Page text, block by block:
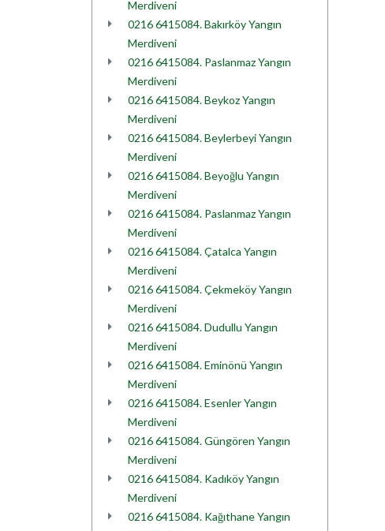
Merdiveni
0216 6415084. Bakırköy Yangın
Merdiveni
0216 6415084. Paslanmaz Yangın
Merdiveni
0216 6415084. Beykoz Yangın
Merdiveni
0216 6415084. Beylerbeyi Yangın
Merdiveni
0216 6415084. Beyoğlu Yangın
Merdiveni
0216 6415084. Paslanmaz Yangın
Merdiveni
0216 6415084. Çatalca Yangın
Merdiveni
0216 6415084. Çekmeköy Yangın
Merdiveni
0216 6415084. Dudullu Yangın
Merdiveni
0216 6415084. Eminönü Yangın
Merdiveni
0216 6415084. Esenler Yangın
Merdiveni
0216 6415084. Güngören Yangın
Merdiveni
0216 6415084. Kadıköy Yangın
Merdiveni
0216 6415084. Kağıthane Yangın